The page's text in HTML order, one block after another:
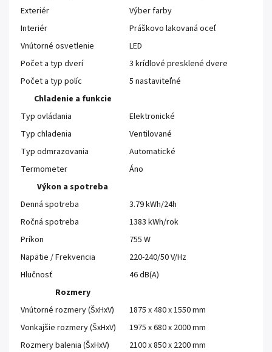
Exteriér
Výber farby
Interiér
Práškovo lakovaná oceľ
Vnútorné osvetlenie
LED
Počet a typ dverí
3 krídlové presklené dvere
Počet a typ políc
5 nastaviteľné
Chladenie a funkcie
Typ ovládania
Elektronické
Typ chladenia
Ventilované
Typ odmrazovania
Automatické
Termometer
Áno
Výkon a spotreba
Denná spotreba
3.79 kWh/24h
Ročná spotreba
1383 kWh/rok
Príkon
755 W
Napätie / Frekvencia
220-240/50 V/Hz
Hlučnosť
46 dB(A)
Rozmery
Vnútorné rozmery (ŠxHxV)
1875 x 480 x 1550 mm
Vonkajšie rozmery (ŠxHxV)
1975 x 680 x 2000 mm
Rozmery balenia (ŠxHxV)
2100 x 850 x 2200 mm